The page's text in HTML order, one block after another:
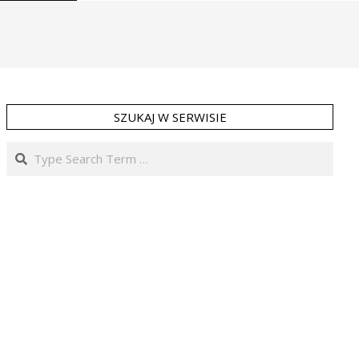
SZUKAJ W SERWISIE
Search